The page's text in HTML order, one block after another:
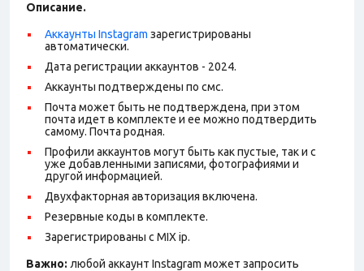
Описание.
Аккаунты Instagram зарегистрированы
автоматически.
Дата регистрации аккаунтов - 2024.
Аккаунты подтверждены по смс.
Почта может быть не подтверждена, при этом
почта идет в комплекте и ее можно подтвердить
самому. Почта родная.
Профили аккаунтов могут быть как пустые, так и с
уже добавленными записями, фотографиями и
другой информацией.
Двухфакторная авторизация включена.
Резервные коды в комплекте.
Зарегистрированы с MIX ip.
Важно: любой аккаунт Instagram может запросить